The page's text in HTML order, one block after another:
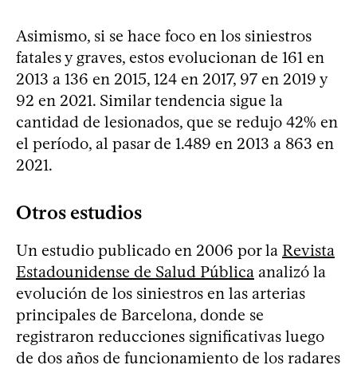
Asimismo, si se hace foco en los siniestros
fatales y graves, estos evolucionan de 161 en
2013 a 136 en 2015, 124 en 2017, 97 en 2019 y
92 en 2021. Similar tendencia sigue la
cantidad de lesionados, que se redujo 42% en
el período, al pasar de 1.489 en 2013 a 863 en
2021.
Otros estudios
Un estudio publicado en 2006 por la Revista
Estadounidense de Salud Pública analizó la
evolución de los siniestros en las arterias
principales de Barcelona, donde se
registraron reducciones significativas luego
de dos años de funcionamiento de los radares